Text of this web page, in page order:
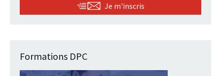
Je m'inscris
Formations DPC